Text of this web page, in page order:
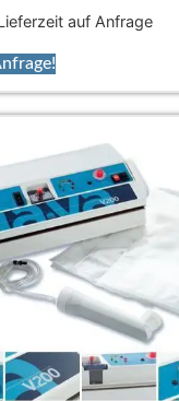
auf Anfrage